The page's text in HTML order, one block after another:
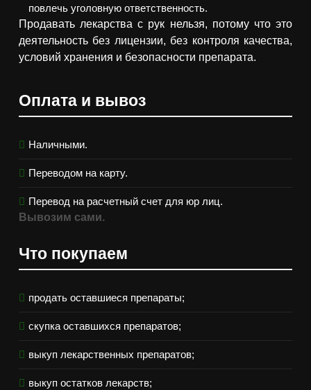
повлечь уголовную ответственность.
Продавать лекарства с рук нельзя, потому что это
деятельность без лицензии, без контроля качества,
условий хранения и безопасности препарата.
Оплата и вывоз
Наличными.
Переводом на карту.
Перевод на расчетный счет для юр лиц.
Вывозим сами.
Что покупаем
продать оставшиеся препараты;
скупка оставшихся препаратов;
выкуп лекарственных препаратов;
выкуп остатков лекарств;